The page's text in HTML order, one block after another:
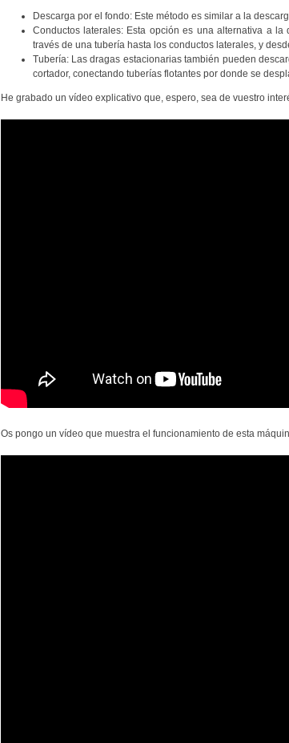
Descarga por el fondo: Este método es similar a la
Conductos laterales: Esta opción es una alternativa a
través de una tubería hasta los conductos laterales, y
Tubería: Las dragas estacionarias también pueden
cortador, conectando tuberías flotantes por donde se
He grabado un vídeo explicativo que, espero, sea de vuestro
Os pongo un vídeo que muestra el funcionamiento de esta